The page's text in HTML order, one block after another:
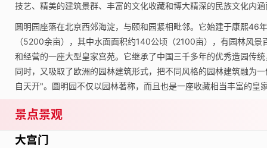
技艺、精美的建筑景群、丰富的文化收藏和博大精深的民族文化内
圆明园座落在北京西郊海淀，与颐和园紧相毗邻。它始建于康熙
（5200余亩），其中水面面积约140公顷（2100亩），有园林风
和经营的一座大型皇家宫苑。它继承了中国三千多年的优秀造园传
同时，又吸取了欧洲的园林建筑形式，把不同风格的园林建筑融为
自天开"。圆明园不仅以园林著称，而且也是一座收藏相当丰富的皇
景点景观
大宫门